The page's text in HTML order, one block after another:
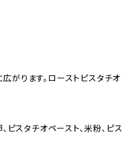
がります。ローストピスタチオ
ピスタチオペースト、米粉、ピス